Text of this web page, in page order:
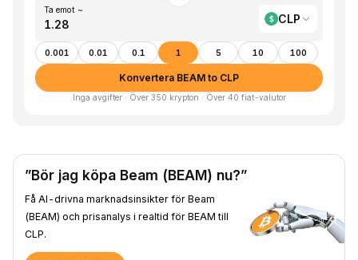
Ta emot ~
CLP
0.001 0.01 0.1 1 5 10 100
Konvertera BEAM to CLP
Inga avgifter · Över 350 krypton · Över 40 fiat-valutor
”Bör jag köpa Beam (BEAM) nu?”
Få AI-drivna marknadsinsikter för Beam
(BEAM) och prisanalys i realtid för BEAM till
CLP.